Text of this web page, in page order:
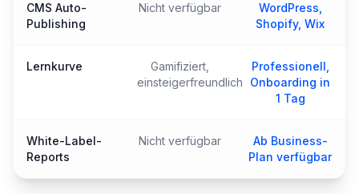
CMS Auto-
Publishing
Nicht verfügbar
WordPress,
Shopify, Wix
Lernkurve
Gamifiziert,
einsteigerfreundlich
Professionell,
Onboarding in
1 Tag
White-Label-
Reports
Nicht verfügbar
Ab Business-
Plan verfügbar